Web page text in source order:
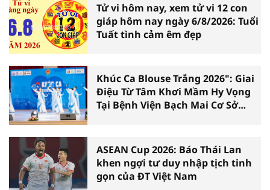
Tử vi hôm nay, xem tử vi 12 con
giáp hôm nay ngày 6/8/2026: Tuổi
Tuất tình cảm êm đẹp
Khúc Ca Blouse Trắng 2026": Giai
Điệu Từ Tâm Khơi Mầm Hy Vọng
Tại Bệnh Viện Bạch Mai Cơ Sở
ASEAN Cup 2026: Báo Thái Lan
khen ngợi tư duy nhập tịch tinh
gọn của ĐT Việt Nam